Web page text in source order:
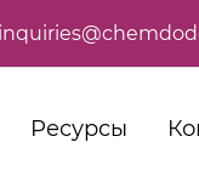
Ресурсы